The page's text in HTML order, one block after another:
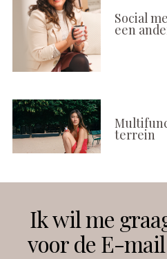
Social
een
terrein
Instagram
Ik wil me
voor de E-